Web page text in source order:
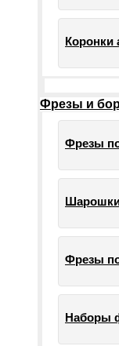
Коронки
Фрезы и
Фрезы
Фрезы
Наборы